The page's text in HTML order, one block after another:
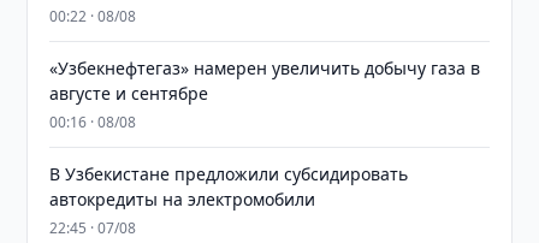
00:22 · 08/08
«Узбекнефтегаз» намерен увеличить добычу газа в
августе и сентябре
00:16 · 08/08
В Узбекистане предложили субсидировать
автокредиты на электромобили
22:45 · 07/08